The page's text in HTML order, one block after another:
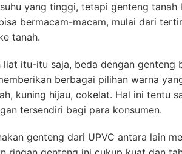
yang tinggi, tetapi genteng tanah
bermacam-macam, mulai dari
tanah.
itu-itu saja, beda dengan genteng
berbagai pilihan warna
kuning hijau, cokelat. Hal ini tentu
tersendiri bagi para konsumen.
genteng dari UPVC antara lain